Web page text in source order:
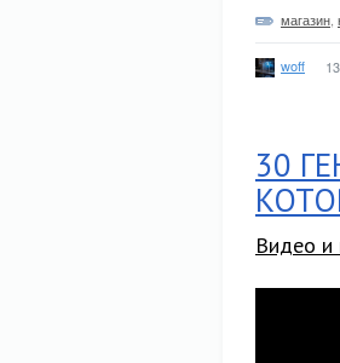
магазин
woff
30
Видео и